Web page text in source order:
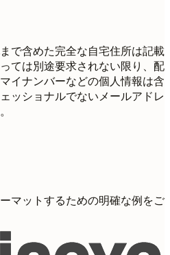
で含めた完全な自宅住所は記載
ては別途要求されない限り、配
イナンバーなどの個人情報は含
ッショナルでないメールアドレ
マットするための明確な例をご